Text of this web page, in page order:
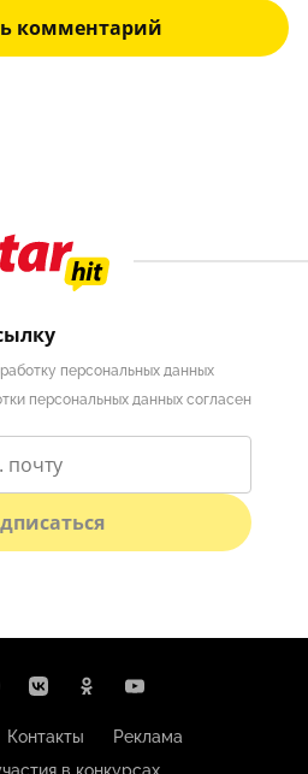
комментарий
персональных данных
персональных данных согласен
Контакты
Реклама
в конкурсах